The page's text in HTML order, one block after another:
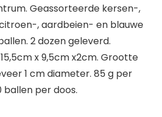
Geassorteerde kersen-,
, aardbeien- en blauwe
2 dozen geleverd.
x 9,5cm x2cm. Grootte
1 cm diameter. 85 g per
ballen per doos.